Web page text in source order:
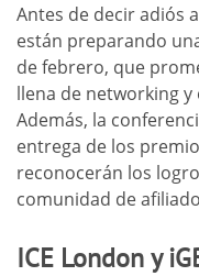
Antes de decir adiós
están preparando
de febrero, que
llena de networking
Además, la
entrega de los
reconocerán los
comunidad de
ICE London y